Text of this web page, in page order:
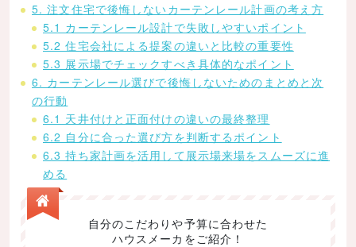
5. 注文住宅で後悔しないカーテンレール計画の考え方
5.1 カーテンレール設計で失敗しやすいポイント
5.2 住宅会社による提案の違いと比較の重要性
5.3 展示場でチェックすべき具体的なポイント
6. カーテンレール選びで後悔しないためのまとめと次
の行動
6.1 天井付けと正面付けの違いの最終整理
6.2 自分に合った選び方を判断するポイント
6.3 持ち家計画を活用して展示場来場をスムーズに進
める
自分のこだわりや予算に合わせた
ハウスメーカをご紹介！